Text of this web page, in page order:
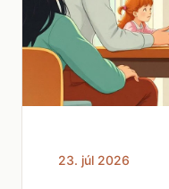
23. júl 2026